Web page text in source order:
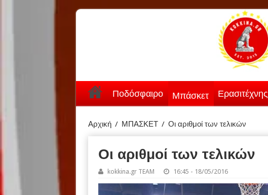
Ποδόσφαιρο Μπάσκετ Ερασιτέχνης
Αρχική / ΜΠΑΣΚΕΤ / Οι αριθμοί των τελικών
Οι αριθμοί των τελικών
kokkina.gr TEAM 16:45 - 18/05/2016